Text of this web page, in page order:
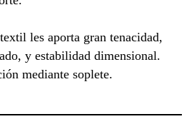
les aporta gran tenacidad,
y estabilidad dimensional.
mediante soplete.